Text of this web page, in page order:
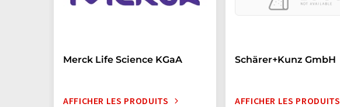
Merck Life Science KGaA
AFFICHER LES PRODUITS
Schärer+Kunz GmbH
AFFICHER LES PRODUITS